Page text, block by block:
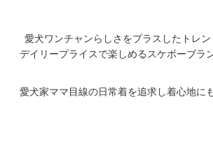
愛犬ワンチャンらしさをプラスしたトレ
デイリープライスで楽しめるスケボーブラ
愛犬家ママ目線の日常着を追求し着心地に